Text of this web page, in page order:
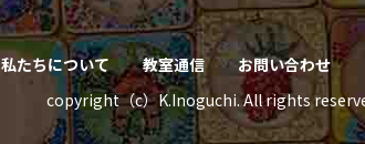
私たちについて 教室通信 お問い合わせ
copyright（c）K.Inoguchi. All rights